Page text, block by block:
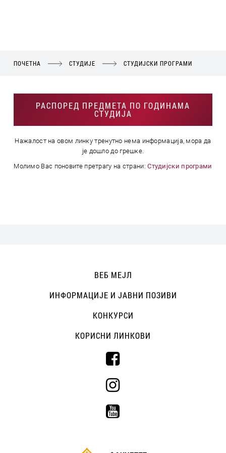
ПОЧЕТНА СТУДИЈЕ СТУДИЈСКИ ПРОГРАМИ
РАСПОРЕД ПРЕДМЕТА ПО ГОДИНАМА
СТУДИЈА
Нажалост на овом линку тренутно нема информација, мора да
је дошло до грешке.
Молимо Вас поновите претрагу на страни:Студијски програми
ВЕБ МЕЈЛ
ИНФОРМАЦИЈЕ И ЈАВНИ ПОЗИВИ
КОНКУРСИ
КОРИСНИ ЛИНКОВИ